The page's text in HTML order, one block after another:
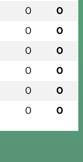
0 0
0 0
0 0
0 0
0 0
0 0